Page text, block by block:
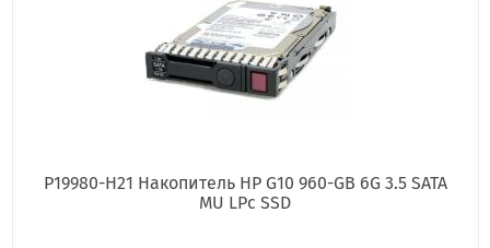
P19980-H21 Накопитель HP G10 960-GB 6G 3.5 SATA
MU LPc SSD